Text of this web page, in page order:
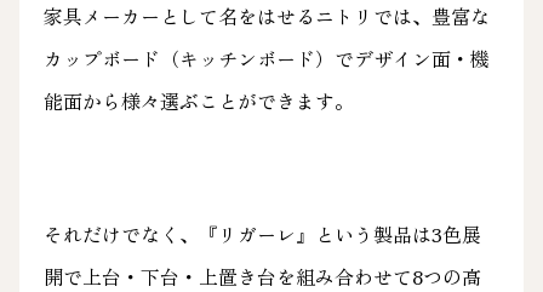
家具メーカーとして名をはせるニトリでは、豊富な
カップボード（キッチンボード）でデザイン面・機
能面から様々選ぶことができます。
それだけでなく、『リガーレ』という製品は3色展
開で上台・下台・上置き台を組み合わせて8つの高